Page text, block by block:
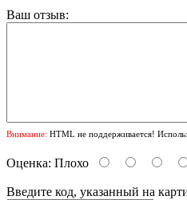
Ваш отзыв:
Внимание: HTML не поддерживается!
Оценка: Плохо
Введите код, указанный на